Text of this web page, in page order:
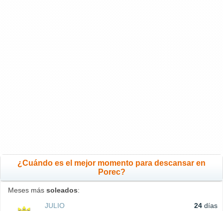
¿Cuándo es el mejor momento para descansar en
Porec?
Meses más soleados:
JULIO
24 días